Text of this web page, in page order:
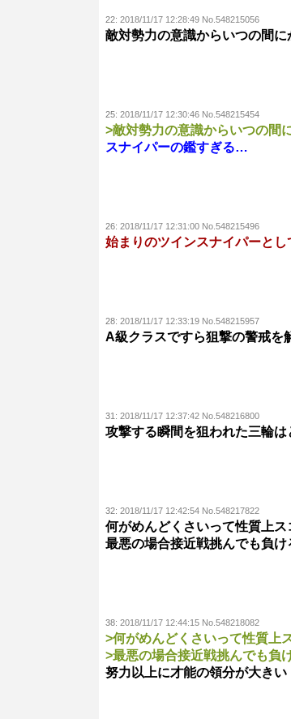
22: 2018/11/17 12:28:49 No.548215056
敵対勢力の意識からいつの間
25: 2018/11/17 12:30:46 No.548215454
>敵対勢力の意識からいつの間
スナイパーの鑑すぎる…
26: 2018/11/17 12:31:00 No.548215496
始まりのツインスナイパーと
28: 2018/11/17 12:33:19 No.548215957
A級クラスですら狙撃の警戒を
31: 2018/11/17 12:37:42 No.548216800
攻撃する瞬間を狙われた三輪
32: 2018/11/17 12:42:54 No.548217822
何がめんどくさいって性質上
最悪の場合接近戦挑んでも負け
38: 2018/11/17 12:44:15 No.548218082
>何がめんどくさいって性質上
>最悪の場合接近戦挑んでも負
努力以上に才能の領分が大き